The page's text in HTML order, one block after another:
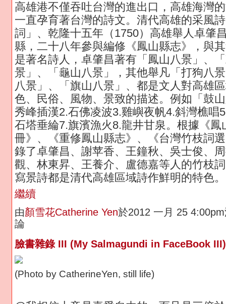
高雄港不僅吞吐台灣的進出口，高雄海灣
一直孕育著台灣的詩文。清代高雄的采風
詞」、乾隆十五年（1750）高雄舉人卓肇
縣，二十八年參與編修《鳳山縣志》，與
是著名詩人，卓肇昌著有「鳳山八景」、
景」、「龜山八景」，其他舉凡「打狗八
八景」、「旗山八景」、都是文人對高雄
色、民俗、風物、景致的描述。例如「鼓
秀峰插漢2.石佛凌波3.雞嶼夜帆4.斜灣樵唱
石塔垂綸7.旗濱漁火8.龍井甘泉。根據《鳳
冊》、《重修鳳山縣志》、《台灣竹枝詞
錄了卓肇昌、謝苹香、王鐘秋、吳士俊、
觀、林東昇、王養介、盧德嘉等人的竹枝
寫景詩都是清代高雄區域詩作鮮明的特色
繼續
由顏雪花Catherine Yen於2012 一月 25
論
臉書雜錄 III (My Salmagundi in FaceBook III)
(Photo by CatherineYen, still life)